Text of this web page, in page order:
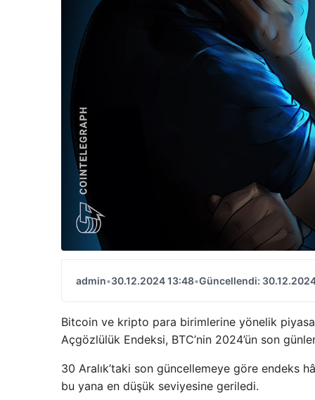
admin•30.12.2024 13:48•Güncellendi:
Bitcoin ve kripto para birimlerine yönelik
Açgözlülük Endeksi, BTC’nin 2024’ün son
30 Aralık’taki son güncellemeye göre endeks
bu yana en düşük seviyesine geriledi.